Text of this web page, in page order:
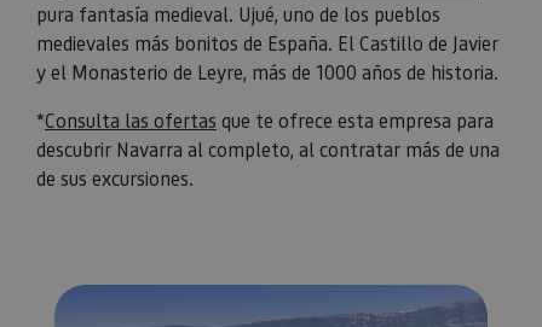
pura fantasía medieval. Ujué, uno de los pueblos
medievales más bonitos de España. El Castillo de Javier
y el Monasterio de Leyre, más de 1000 años de historia.
*Consulta las ofertas que te ofrece esta empresa para
descubrir Navarra al completo, al contratar más de una
de sus excursiones.